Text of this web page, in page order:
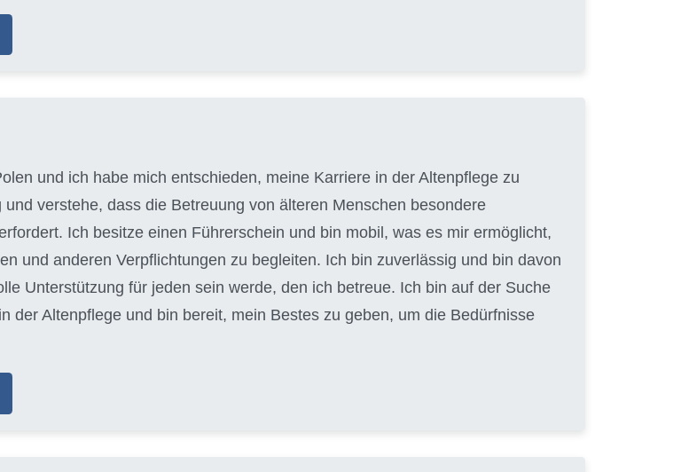
und ich habe mich entschieden, meine Karriere in der Altenpflege zu
verstehe, dass die Betreuung von älteren Menschen besondere
Ich besitze einen Führerschein und bin mobil, was es mir ermöglicht,
und anderen Verpflichtungen zu begleiten. Ich bin zuverlässig und bin davon
Unterstützung für jeden sein werde, den ich betreue. Ich bin auf der Suche
der Altenpflege und bin bereit, mein Bestes zu geben, um die Bedürfnisse